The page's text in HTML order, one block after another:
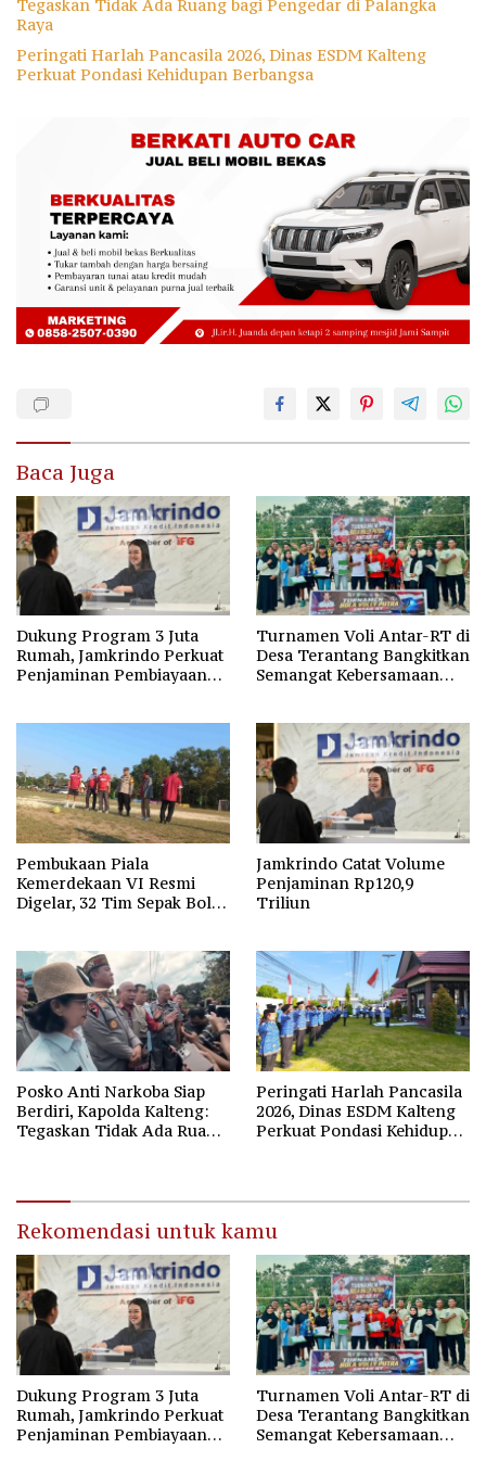
Tegaskan Tidak Ada Ruang bagi Pengedar di Palangka
Raya
Peringati Harlah Pancasila 2026, Dinas ESDM Kalteng
Perkuat Pondasi Kehidupan Berbangsa
Baca Juga
Dukung Program 3 Juta
Rumah, Jamkrindo Perkuat
Penjaminan Pembiayaan
Turnamen Voli Antar-RT di
Desa Terantang Bangkitkan
Semangat Kebersamaan
Pembukaan Piala
Kemerdekaan VI Resmi
Digelar, 32 Tim Sepak Bola
Jamkrindo Catat Volume
Penjaminan Rp120,9
Triliun
Posko Anti Narkoba Siap
Berdiri, Kapolda Kalteng:
Tegaskan Tidak Ada Ruang
Peringati Harlah Pancasila
2026, Dinas ESDM Kalteng
Perkuat Pondasi Kehidupan
Rekomendasi untuk kamu
Dukung Program 3 Juta
Rumah, Jamkrindo Perkuat
Penjaminan Pembiayaan
Turnamen Voli Antar-RT di
Desa Terantang Bangkitkan
Semangat Kebersamaan